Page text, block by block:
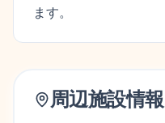
ます。
周辺施設情